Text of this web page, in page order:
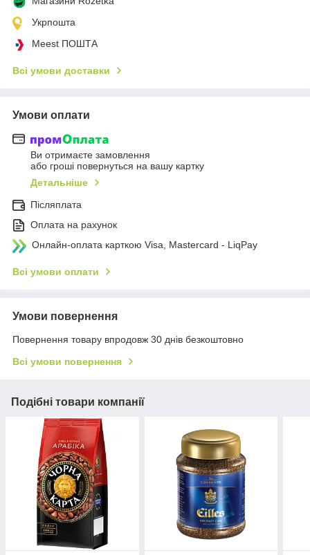
Укрпошта
Meest ПОШТА
Всі умови доставки
Умови оплати
Ви отримаєте замовлення
або гроші повернуться на вашу картку
Детальніше
Післяплата
Оплата на рахунок
Онлайн-оплата карткою Visa, Mastercard - LiqPay
Всі умови оплати
Умови повернення
Повернення товару впродовж 30 днів безкоштовно
Всі умови повернення
Подібні товари компанії